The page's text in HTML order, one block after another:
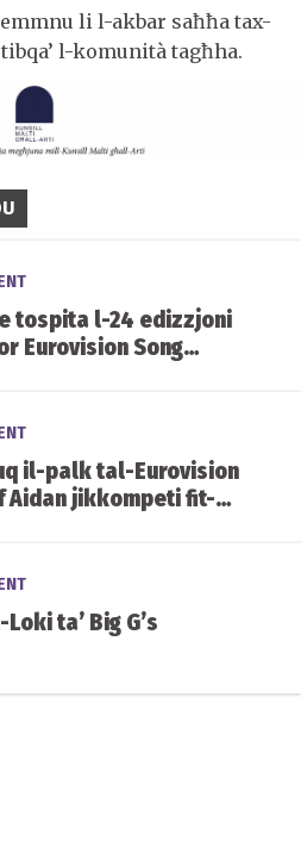
li l-akbar saħħa tax-
l-komunità tagħha.
tospita l-24 edizzjoni
Eurovision Song
il-palk tal-Eurovision
Aidan jikkompeti fit-
ta’ Big G’s